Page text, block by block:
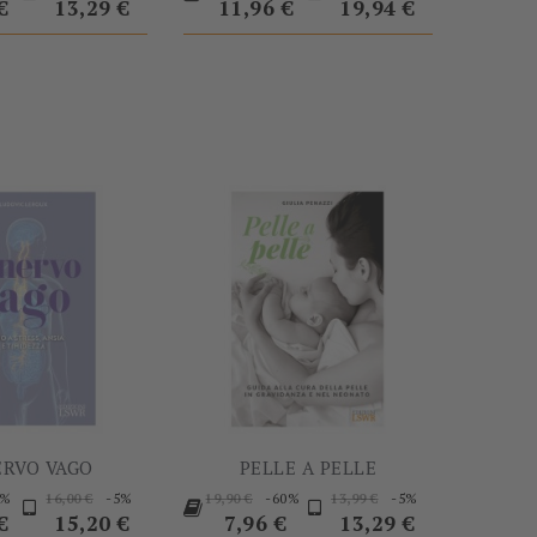
base
13,29 €
base
Prezzo
11,96 €
base
19,94 €
VAGO
Prezzo
Prezzo
base
16,00 € -5%
Prezzo
15,20 €
PELLE A PELLE
Prezzo
base
19,90 € -60%
Prezzo
7,96 €
Prezzo
base
13,99 € -5%
13,29 €